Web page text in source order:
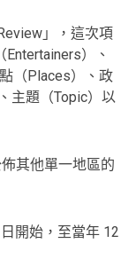
」，這次項
）、
（Places）、政
主題（Topic）以
其他單一地區的
開始，至當年 12